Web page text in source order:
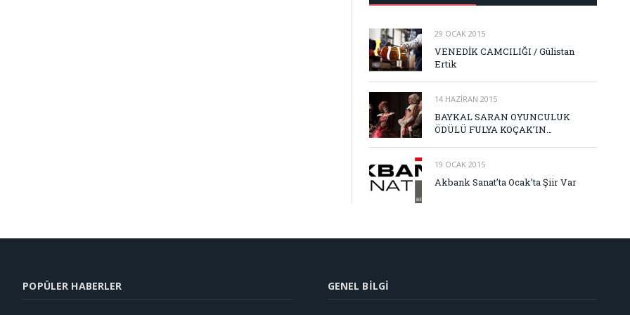
29 OCAK 2015
VENEDİK CAMCILIĞI / Gülistan
Ertik
14 HAZIRAN 2015
BAYKAL SARAN OYUNCULUK
ÖDÜLÜ FULYA KOÇAK’IN…
19 OCAK 2015
Akbank Sanat’ta Ocak’ta Şiir Var
POPÜLER HABERLER GENEL BILGI